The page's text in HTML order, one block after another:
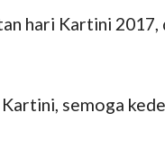
hari Kartini
semoga